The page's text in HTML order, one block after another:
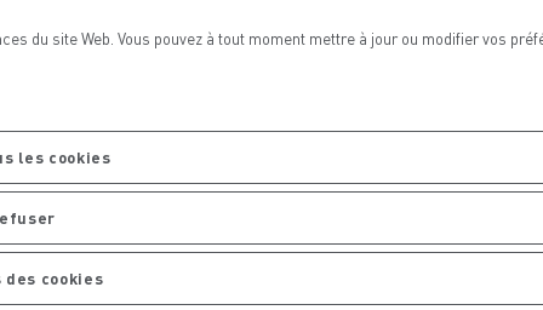
site Web. Vous pouvez à tout moment mettre à jour ou modifier vos
les cookies
cookies